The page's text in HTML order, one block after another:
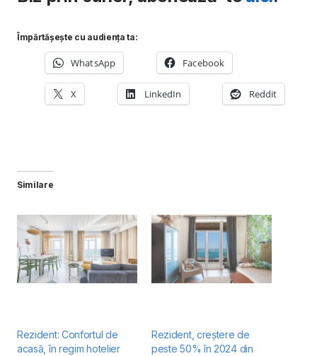
Împărtășește cu audiența ta:
WhatsApp Facebook
X LinkedIn Reddit
Similare
Rezident: Confortul de
acasă, în regim hotelier
Rezident, creștere de
peste 50% în 2024 din